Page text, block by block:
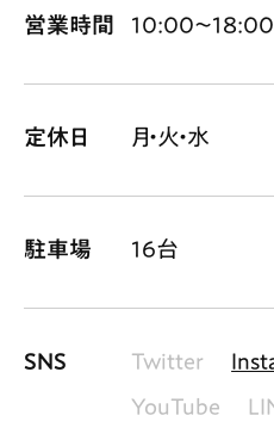
営業時間 10:00〜18:00
定休日 月・火・水
駐車場 16台
SNS Twitter
YouTube